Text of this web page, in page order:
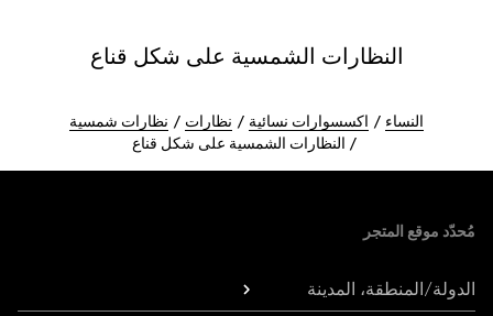
النظارات الشمسية على شكل قناع
النساء اكسسوارات نسائية نظارات
نظارات شمسية
النظارات الشمسية على شكل قناع
مُحدّد موقع المتجر
الدولة/المنطقة، المدينة